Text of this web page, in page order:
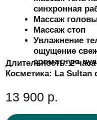
14 900 р.
Записаться
Длительность:2 часа 30 минут
Косметика:Thalasso bretagne